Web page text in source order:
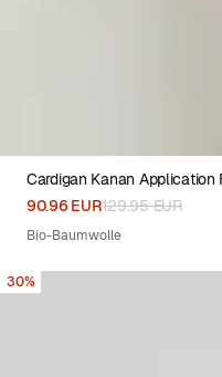
XS S M L
Cardigan Kanan Application
90.96 EUR129.95 EUR
Bio-Baumwolle
30%